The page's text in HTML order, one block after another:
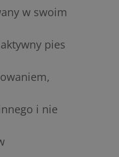
w swoim
pies
i nie